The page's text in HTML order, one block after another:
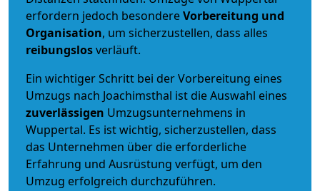
erfordern jedoch besondereVorbereitung und
Organisation, um sicherzustellen, dass alles
reibungslosverläuft.
Ein wichtiger Schritt bei der Vorbereitung eines
Umzugs nach Joachimsthal ist die Auswahl eines
zuverlässigen Umzugsunternehmens in
Wuppertal. Es ist wichtig, sicherzustellen, dass
das Unternehmen über die erforderliche
Erfahrung und Ausrüstung verfügt, um den
Umzug erfolgreich durchzuführen.